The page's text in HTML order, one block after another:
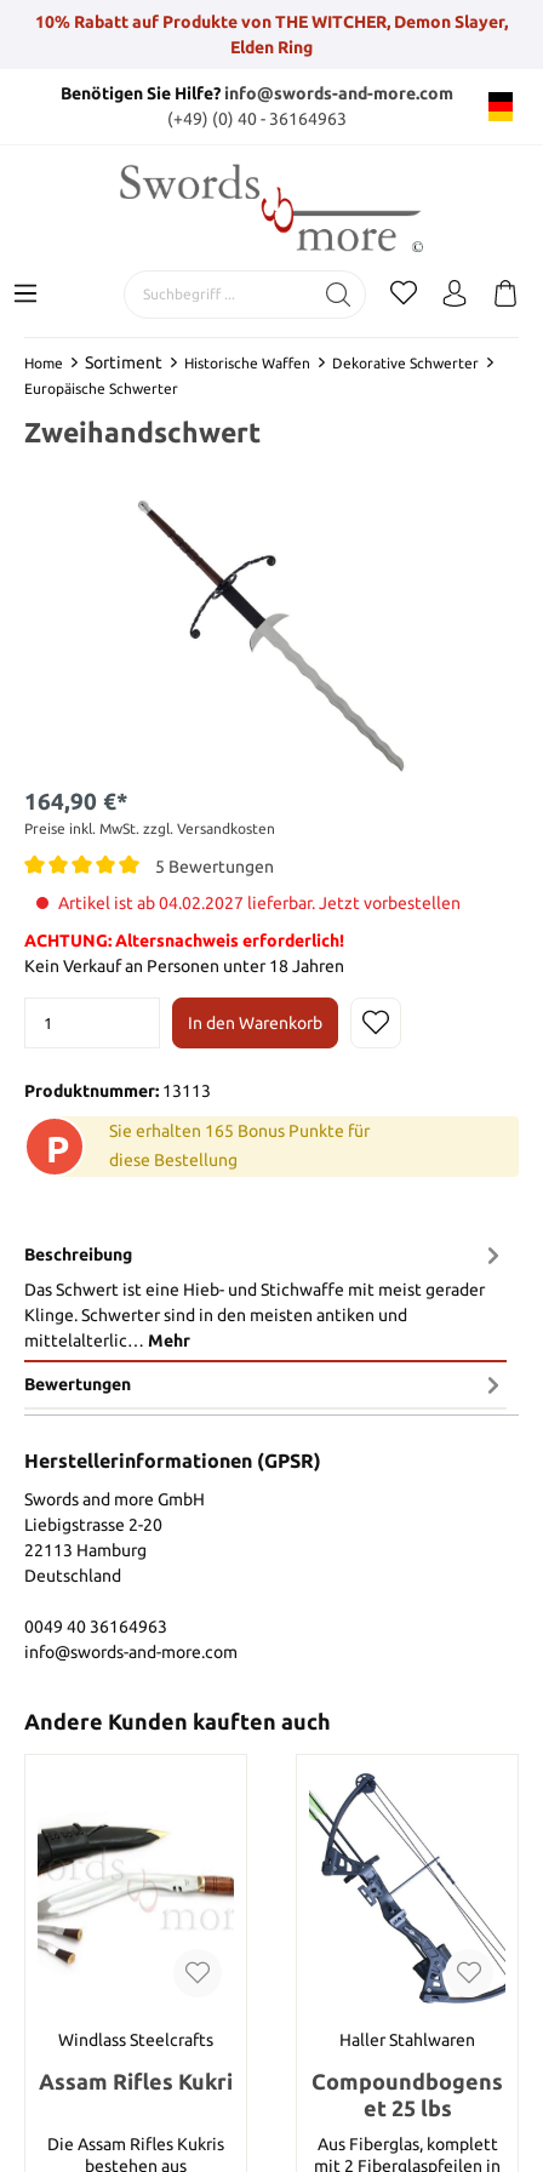
10% Rabatt auf Produkte von THE WITCHER, Demon Slayer,
Elden Ring
Benötigen Sie Hilfe?info@swords-and-more.com
(+49) (0) 40 - 36164963
Home Sortiment Historische Waffen
Dekorative Schwerter
Europäische Schwerter
Zweihandschwert
164,90 €*
Preise inkl. MwSt. zzgl. Versandkosten
5 Bewertungen
Artikel ist ab 04.02.2027 lieferbar. Jetzt vorbestellen
ACHTUNG: Altersnachweis erforderlich!
Kein Verkauf an Personen unter 18 Jahren
In den Warenkorb
Produktnummer: 13113
P
Sie erhalten 165 Bonus Punkte für
diese Bestellung
Beschreibung
Das Schwert ist eine Hieb- und Stichwaffe mit meist gerader
Klinge. Schwerter sind in den meisten antiken und
mittelalterlic… Mehr
Bewertungen
Herstellerinformationen (GPSR)
Swords and more GmbH
Liebigstrasse 2-20
22113 Hamburg
Deutschland
0049 40 36164963
info@swords-and-more.com
Andere Kunden kauften auch
Windlass Steelcrafts
Assam Rifles Kukri
Die Assam Rifles Kukris
bestehen aus
Haller Stahlwaren
Compoundbogens
et 25 lbs
Aus Fiberglas, komplett
mit 2 Fiberglaspfeilen in